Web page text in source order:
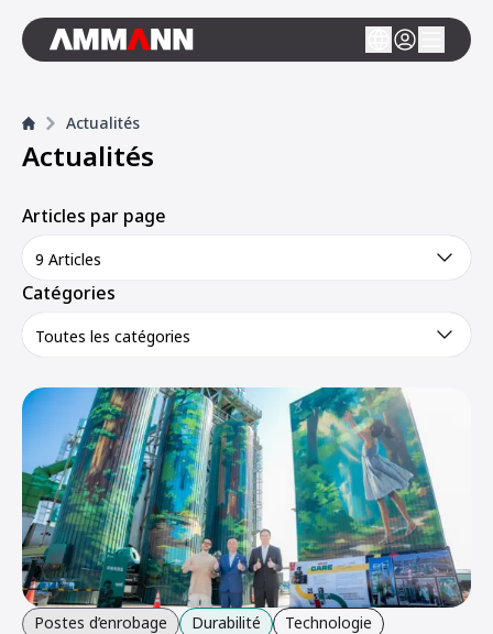
Actualités
Actualités
Articles par page
9 Articles
Catégories
Toutes les catégories
Postes d’enrobage Durabilité Technologie